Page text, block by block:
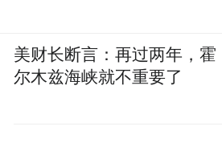
美财长断言：再过两年，霍
尔木兹海峡就不重要了